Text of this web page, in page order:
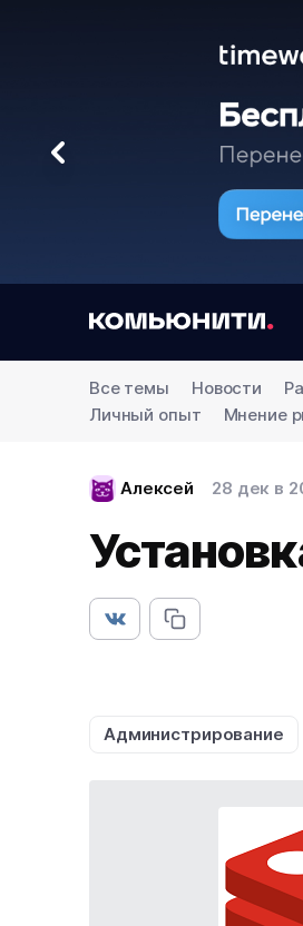
Все темы Новости
Личный опыт
Мнение
Алексей 28 дек в
Администрирование